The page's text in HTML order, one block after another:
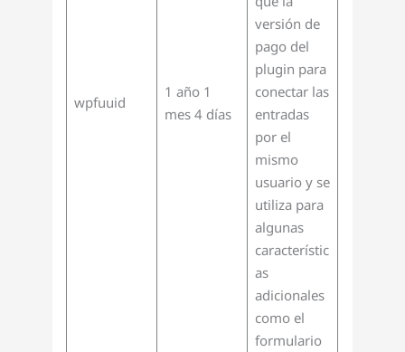
wpfuuid
1 año 1
mes 4 días
versión de
pago del
plugin para
conectar las
entradas
por el
mismo
usuario y se
utiliza para
algunas
característic
as
adicionales
como el
formulario